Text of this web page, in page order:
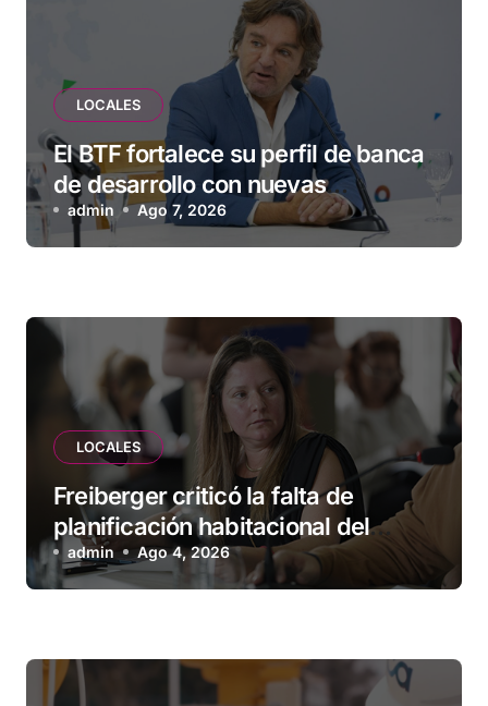
LOCALES
El BTF fortalece su perfil de banca
de desarrollo con nuevas
herramientas para familias y
empresas
admin Ago 7, 2026
LOCALES
Freiberger criticó la falta de
planificación habitacional del
Municipio: “Vuoto deja afuera a
vecinos que llevan más de 20 años
admin Ago 4, 2026